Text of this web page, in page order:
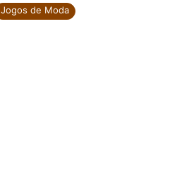
Jogos de Moda